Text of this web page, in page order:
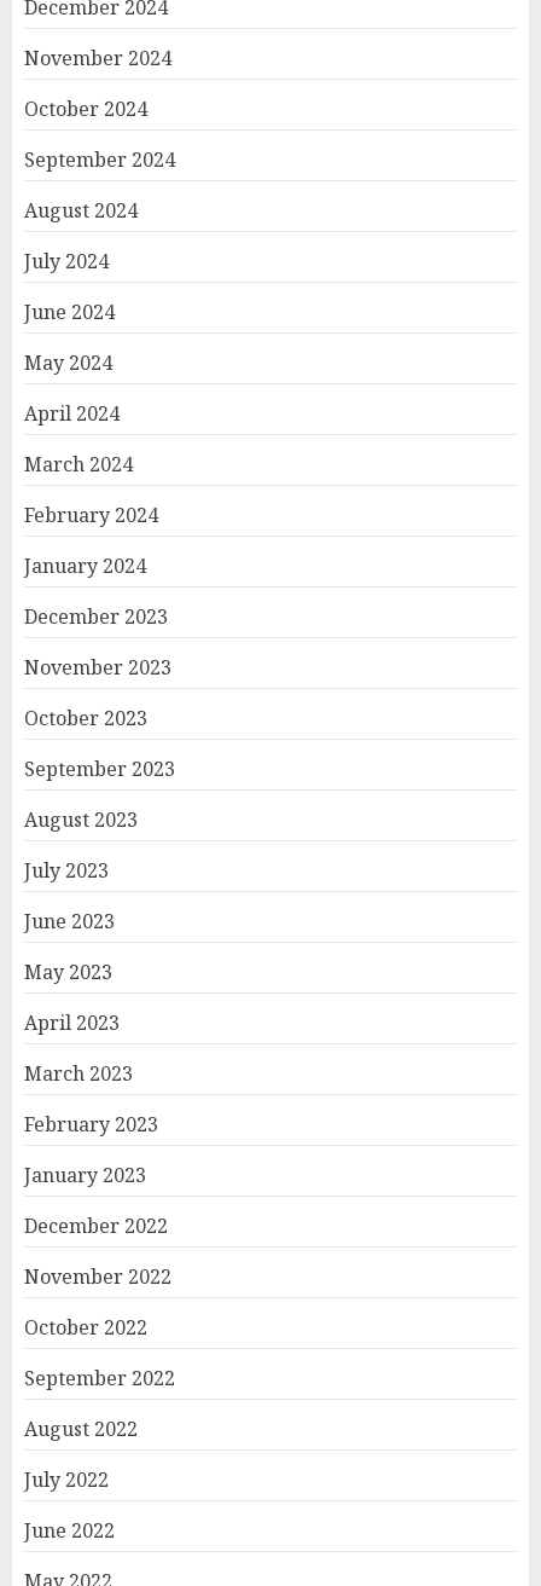
December 2024
November 2024
October 2024
September 2024
August 2024
July 2024
June 2024
May 2024
April 2024
March 2024
February 2024
January 2024
December 2023
November 2023
October 2023
September 2023
August 2023
July 2023
June 2023
May 2023
April 2023
March 2023
February 2023
January 2023
December 2022
November 2022
October 2022
September 2022
August 2022
July 2022
June 2022